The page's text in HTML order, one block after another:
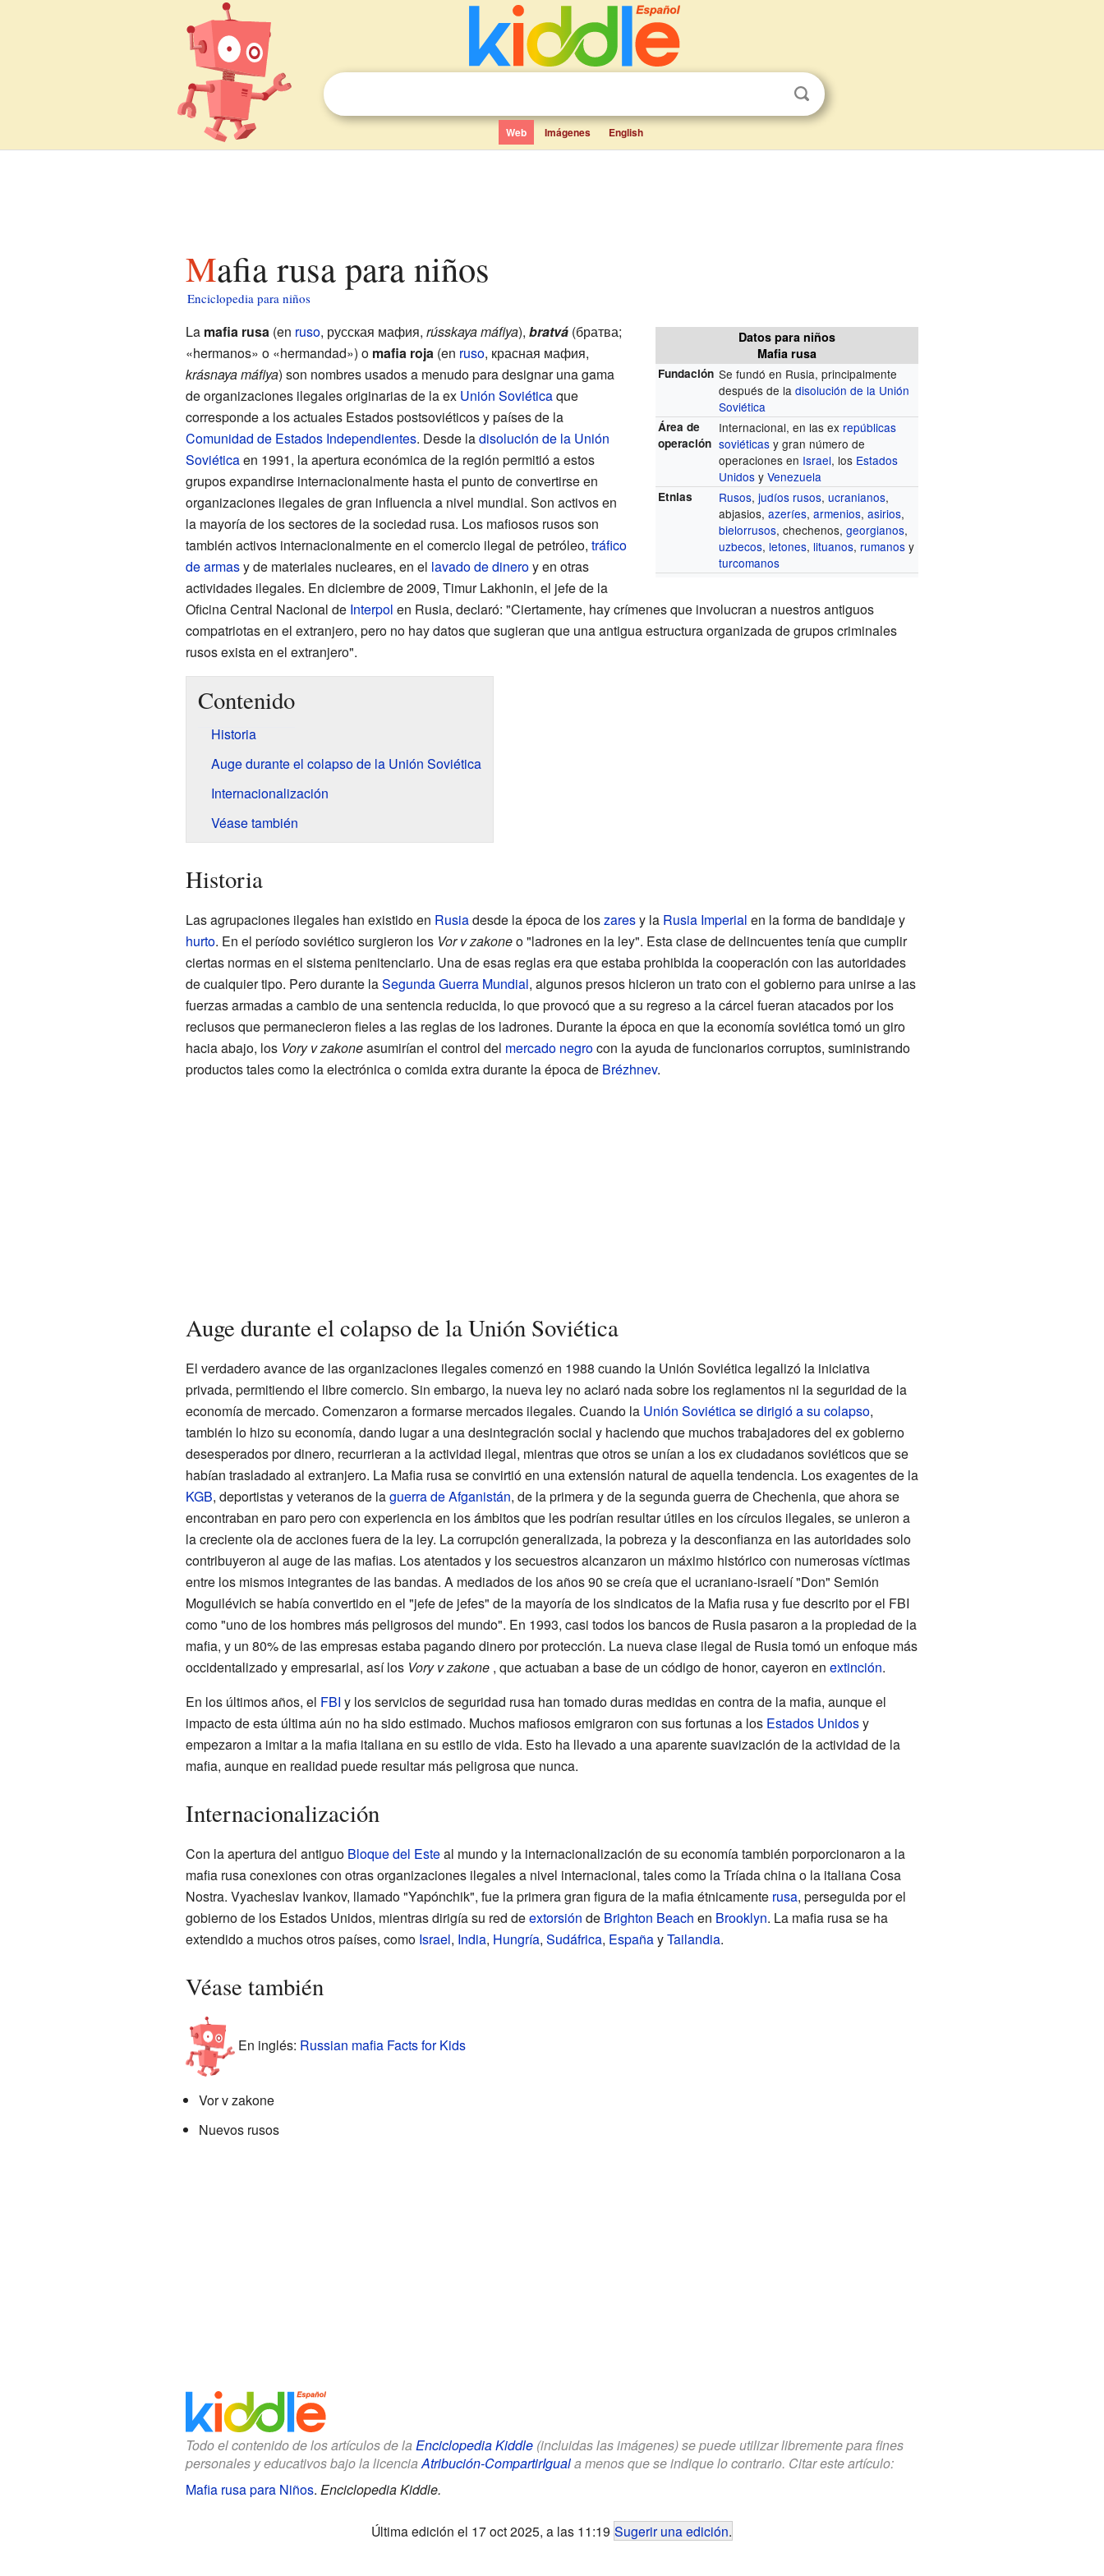
Web Imágenes English
Mafia rusa para niños
Enciclopedia para niños
Datos para niños
Mafia rusa
Fundación Se fundó en Rusia, principalmente
después de ladisolución de la Unión
Soviética
Área de
operación
Internacional, en las ex repúblicas
soviéticas y gran número de
operaciones en Israel, los Estados
Unidos yVenezuela
Etnias Rusos,judíos rusos,ucranianos,
abjasios,azeríes,armenios,asirios,
bielorrusos, chechenos,georgianos,
uzbecos, letones, lituanos, rumanos y
turcomanos
La mafia rusa(en ruso, русская мафия, rússkaya máfiya), bratvá(братва;
«hermanos» o «hermandad») o mafia roja(en ruso, красная мафия,
krásnaya máfiya) son nombres usados a menudo para designar una gama
de organizaciones ilegales originarias de la ex Unión Soviéticaque
corresponde a los actuales Estados postsoviéticos y países de la
Comunidad de Estados Independientes. Desde ladisolución de la Unión
Soviéticaen 1991, la apertura económica de la región permitió a estos
grupos expandirse internacionalmente hasta el punto de convertirse en
organizaciones ilegales de gran influencia a nivel mundial. Son activos en
la mayoría de los sectores de la sociedad rusa. Los mafiosos rusos son
también activos internacionalmente en el comercio ilegal de petróleo, tráfico
de armasy de materiales nucleares, en el lavado de dineroy en otras
actividades ilegales. En diciembre de 2009, Timur Lakhonin, el jefe de la
Oficina Central Nacional de Interpol en Rusia, declaró: "Ciertamente, hay crímenes que involucran a nuestros antiguos
compatriotas en el extranjero, pero no hay datos que sugieran que una antigua estructura organizada de grupos criminales
rusos exista en el extranjero".
Contenido
Historia
Auge durante el colapso de la Unión Soviética
Internacionalización
Véase también
Historia
Las agrupaciones ilegales han existido en Rusiadesde la época de loszaresy la Rusia Imperial en la forma de bandidaje y
hurto. En el período soviético surgieron los Vor v zakoneo "ladrones en la ley". Esta clase de delincuentes tenía que cumplir
ciertas normas en el sistema penitenciario. Una de esas reglas era que estaba prohibida la cooperación con las autoridades
de cualquier tipo. Pero durante laSegunda Guerra Mundial, algunos presos hicieron un trato con el gobierno para unirse a las
fuerzas armadas a cambio de una sentencia reducida, lo que provocó que a su regreso a la cárcel fueran atacados por los
reclusos que permanecieron fieles a las reglas de los ladrones. Durante la época en que la economía soviética tomó un giro
hacia abajo, los Vory v zakoneasumirían el control del mercado negrocon la ayuda de funcionarios corruptos, suministrando
productos tales como la electrónica o comida extra durante la época de Brézhnev.
Auge durante el colapso de la Unión Soviética
El verdadero avance de las organizaciones ilegales comenzó en 1988 cuando la Unión Soviética legalizó la iniciativa
privada, permitiendo el libre comercio. Sin embargo, la nueva ley no aclaró nada sobre los reglamentos ni la seguridad de la
economía de mercado. Comenzaron a formarse mercados ilegales. Cuando la Unión Soviética se dirigió a su colapso,
también lo hizo su economía, dando lugar a una desintegración social y haciendo que muchos trabajadores del ex gobierno
desesperados por dinero, recurrieran a la actividad ilegal, mientras que otros se unían a los ex ciudadanos soviéticos que se
habían trasladado al extranjero. La Mafia rusa se convirtió en una extensión natural de aquella tendencia. Los exagentes de la
KGB, deportistas y veteranos de laguerra de Afganistán, de la primera y de la segunda guerra de Chechenia, que ahora se
encontraban en paro pero con experiencia en los ámbitos que les podrían resultar útiles en los círculos ilegales, se unieron a
la creciente ola de acciones fuera de la ley. La corrupción generalizada, la pobreza y la desconfianza en las autoridades solo
contribuyeron al auge de las mafias. Los atentados y los secuestros alcanzaron un máximo histórico con numerosas víctimas
entre los mismos integrantes de las bandas. A mediados de los años 90 se creía que el ucraniano-israelí "Don" Semión
Moguilévich se había convertido en el "jefe de jefes" de la mayoría de los sindicatos de la Mafia rusa y fue descrito por el FBI
como "uno de los hombres más peligrosos del mundo". En 1993, casi todos los bancos de Rusia pasaron a la propiedad de la
mafia, y un 80% de las empresas estaba pagando dinero por protección. La nueva clase ilegal de Rusia tomó un enfoque más
occidentalizado y empresarial, así los Vory v zakone, que actuaban a base de un código de honor, cayeron en extinción.
En los últimos años, el FBI y los servicios de seguridad rusa han tomado duras medidas en contra de la mafia, aunque el
impacto de esta última aún no ha sido estimado. Muchos mafiosos emigraron con sus fortunas a los Estados Unidosy
empezaron a imitar a la mafia italiana en su estilo de vida. Esto ha llevado a una aparente suavización de la actividad de la
mafia, aunque en realidad puede resultar más peligrosa que nunca.
Internacionalización
Con la apertura del antiguo Bloque del Esteal mundo y la internacionalización de su economía también porporcionaron a la
mafia rusa conexiones con otras organizaciones ilegales a nivel internacional, tales como la Tríada china o la italiana Cosa
Nostra. Vyacheslav Ivankov, llamado "Yapónchik", fue la primera gran figura de la mafia étnicamente rusa, perseguida por el
gobierno de los Estados Unidos, mientras dirigía su red deextorsión de Brighton Beach en Brooklyn. La mafia rusa se ha
extendido a muchos otros países, como Israel, India, Hungría, Sudáfrica, EspañayTailandia.
Véase también
En inglés: Russian mafia Facts for Kids
Vor v zakone
Nuevos rusos
Todo el contenido de los artículos de la Enciclopedia Kiddle(incluidas las imágenes) se puede utilizar libremente para fines
personales y educativos bajo la licenciaAtribución-CompartirIguala menos que se indique lo contrario. Citar este artículo:
Mafia rusa para Niños. Enciclopedia Kiddle.
Última edición el 17 oct 2025, a las 11:19 Sugerir una edición.